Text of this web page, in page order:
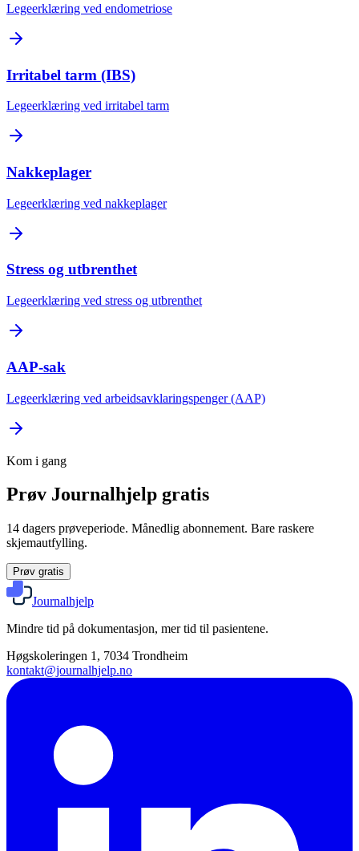
Legeerklæring ved endometriose
Irritabel tarm (IBS)
Legeerklæring ved irritabel tarm
Nakkeplager
Legeerklæring ved nakkeplager
Stress og utbrenthet
Legeerklæring ved stress og utbrenthet
AAP-sak
Legeerklæring ved arbeidsavklaringspenger (AAP)
Kom i gang
Prøv Journalhjelp gratis
14 dagers prøveperiode. Månedlig abonnement. Bare raskere
skjemautfylling.
Prøv gratis
Journalhjelp
Mindre tid på dokumentasjon, mer tid til pasientene.
Høgskoleringen 1, 7034 Trondheim
kontakt@journalhjelp.no